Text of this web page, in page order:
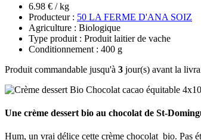
6.98 € / kg
Producteur : 50 LA FERME D'ANA SOIZ
Agriculture : Biologique
Type produit : Produit laitier de vache
Conditionnement : 400 g
Produit commandable jusqu'à 3 jour(s) avant la
Une crème dessert bio au chocolat de St-
Hum, un vrai délice cette crème chocolat bio. Pas